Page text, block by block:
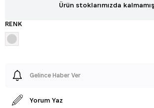
Ürün stoklarımızda
RENK
Gelince Haber Ver
Yorum Yaz